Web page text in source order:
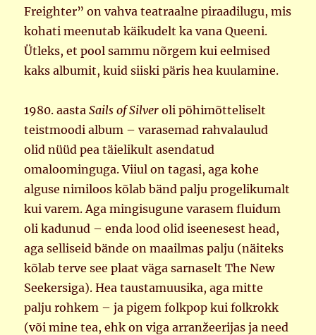
Freighter” on vahva teatraalne piraadilugu, mis
kohati meenutab käikudelt ka vana Queeni.
Ütleks, et pool sammu nõrgem kui eelmised
kaks albumit, kuid siiski päris hea kuulamine.
1980. aastaSails of Silver oli põhimõtteliselt
teistmoodi album – varasemad rahvalaulud
olid nüüd pea täielikult asendatud
omaloominguga. Viiul on tagasi, aga kohe
alguse nimiloos kõlab bänd palju progelikumalt
kui varem. Aga mingisugune varasem fluidum
oli kadunud – enda lood olid iseenesest head,
aga selliseid bände on maailmas palju (näiteks
kõlab terve see plaat väga sarnaselt The New
Seekersiga). Hea taustamuusika, aga mitte
palju rohkem – ja pigem folkpop kui folkrokk
(või mine tea, ehk on viga arranžeerijas ja need